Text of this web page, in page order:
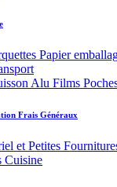
Papier
Alu Films
Frais Généraux
et Petites
Cuisine